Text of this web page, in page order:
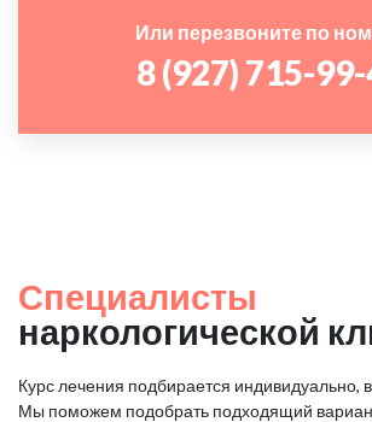
Или перезвоните по
8 (927) 715-
Специалисты
наркологической
Курс лечения подбирается индивидуально,
Мы поможем подобрать подходящий